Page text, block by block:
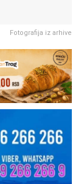
Fotografija iz arhive